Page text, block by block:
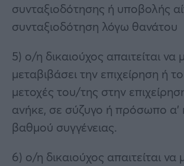
συνταξιοδότησης ή υποβολής
συνταξιοδότηση λόγω θανάτου
5) ο/η δικαιούχος απαιτείται να
μεταβιβάσει την επιχείρηση ή το
μετοχές του/της στην
ανήκε, σε σύζυγο ή πρόσωπο α’
βαθμού συγγένειας.
6) ο/η δικαιούχος απαιτείται να